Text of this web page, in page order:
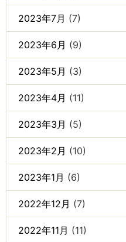
2023年7月 (7)
2023年6月 (9)
2023年5月 (3)
2023年4月 (11)
2023年3月 (5)
2023年2月 (10)
2023年1月 (6)
2022年12月 (7)
2022年11月 (11)